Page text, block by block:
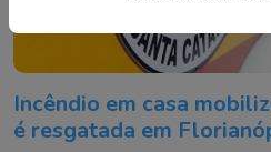
Incêndio em casa
é resgatada em